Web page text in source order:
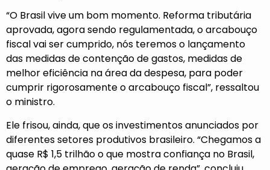
“O Brasil vive um bom momento. Reforma tributária
aprovada, agora sendo regulamentada, o arcabouço
fiscal vai ser cumprido, nós teremos o lançamento
das medidas de contenção de gastos, medidas de
melhor eficiência na área da despesa, para poder
cumprir rigorosamente o arcabouço fiscal”, ressaltou
o ministro.
Ele frisou, ainda, que os investimentos anunciados por
diferentes setores produtivos brasileiro. “Chegamos a
quase R$ 1,5 trilhão o que mostra confiança no Brasil,